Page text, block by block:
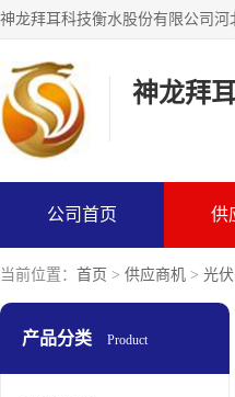
神龙拜
公司首页 供
当前位置： 首页 > 供应商机 > 光
产品分类 Product